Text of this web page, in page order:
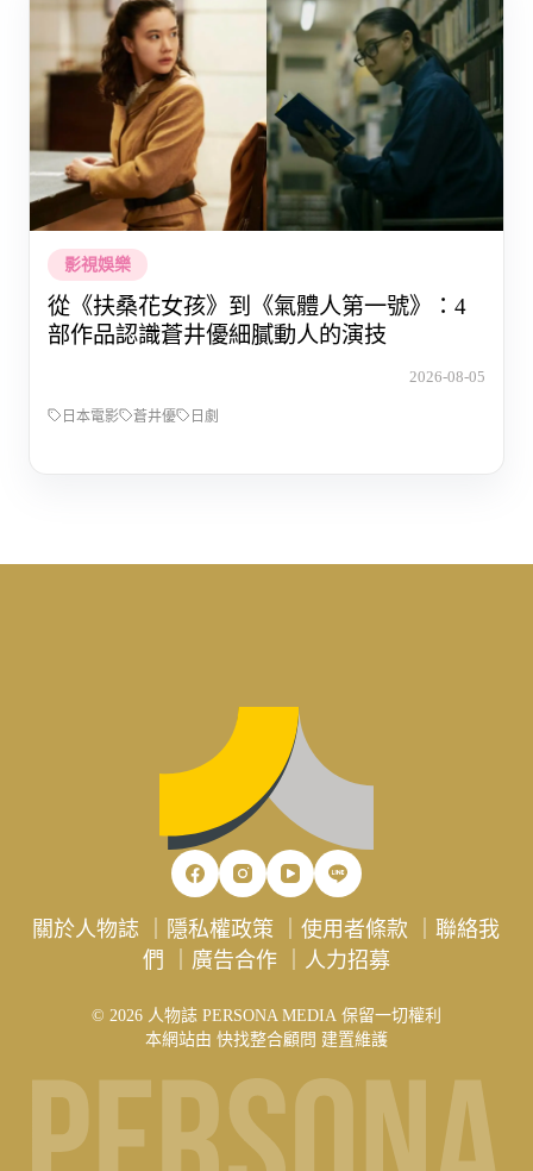
影視娛樂
從《扶桑花女孩》到《氣體人第一號》：4
部作品認識蒼井優細膩動人的演技
2026-08-05
日本電影 蒼井優 日劇
關於人物誌 隱私權政策 ｜使用者條款 ｜聯絡我
們
廣告合作｜ 人力招募
© 2026 人物誌 PERSONA MEDIA 保留一切權利
本網站由 快找整合顧問 建置維護